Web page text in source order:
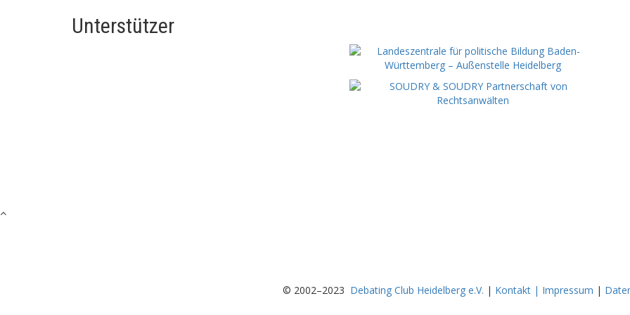
Unterstützer
© 2002–2023 Debating Club Heidelberg e.V. | Kontakt | Impressum |